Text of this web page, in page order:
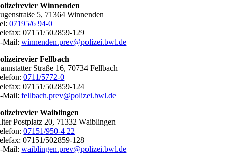
Winnenden
5, 71364 Winnenden
07195/6 94-0
07151/502859-129
Mail:winnenden.prev@polizei.bwl.de
Fellbach
Straße 16, 70734 Fellbach
0711/5772-0
07151/502859-124
Mail:fellbach.prev@polizei.bwl.de
Waiblingen
Postplatz 20, 71332 Waiblingen
07151/950-4 22
07151/502859-128
Mail:waiblingen.prev@polizei.bwl.de